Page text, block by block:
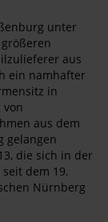
unter
aus
ein namhafter
in
von
aus dem
gelangen
die sich in der
dem 19.
Nürnberg